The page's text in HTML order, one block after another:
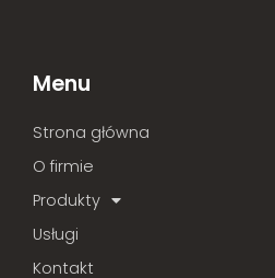
Menu
Strona główna
O firmie
Produkty
Usługi
Kontakt